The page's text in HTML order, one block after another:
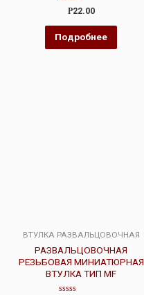
Оценка
4.00
из 5
Р22.00
Подробнее
ВТУЛКА РАЗВАЛЬЦОВОЧНАЯ
РАЗВАЛЬЦОВОЧНАЯ
РЕЗЬБОВАЯ МИНИАТЮРНАЯ
ВТУЛКА ТИП MF